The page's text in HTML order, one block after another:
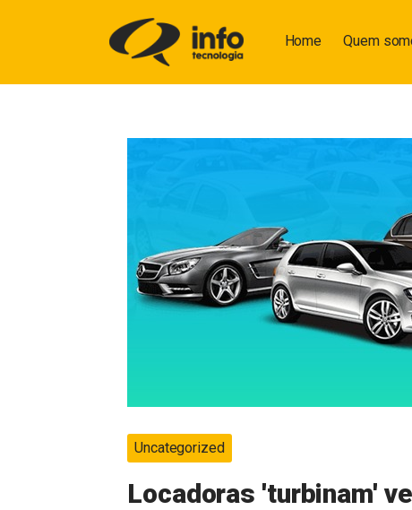
Home Quem
Uncategorized
Locadoras 'turbinam'